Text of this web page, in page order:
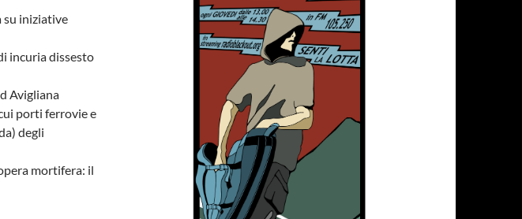
su iniziative
incuria dissesto
Avigliana
porti ferrovie e
degli
mortifera: il